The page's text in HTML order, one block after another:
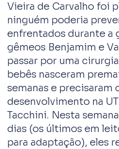
Vieira de Carvalho foi
ninguém poderia
enfrentados durante a
gêmeos Benjamim e
passar por uma
bebês nasceram
semanas e precisaram
desenvolvimento na
Tacchini. Nesta
dias (os últimos em
para adaptação), eles